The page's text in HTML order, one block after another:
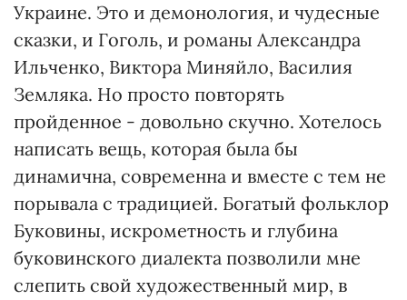
Украине. Это и демонология, и чудесные
сказки, и Гоголь, и романы Александра
Ильченко, Виктора Миняйло, Василия
Земляка. Но просто повторять
пройденное - довольно скучно. Хотелось
написать вещь, которая была бы
динамична, современна и вместе с тем не
порывала с традицией. Богатый фольклор
Буковины, искрометность и глубина
буковинского диалекта позволили мне
слепить свой художественный мир, в